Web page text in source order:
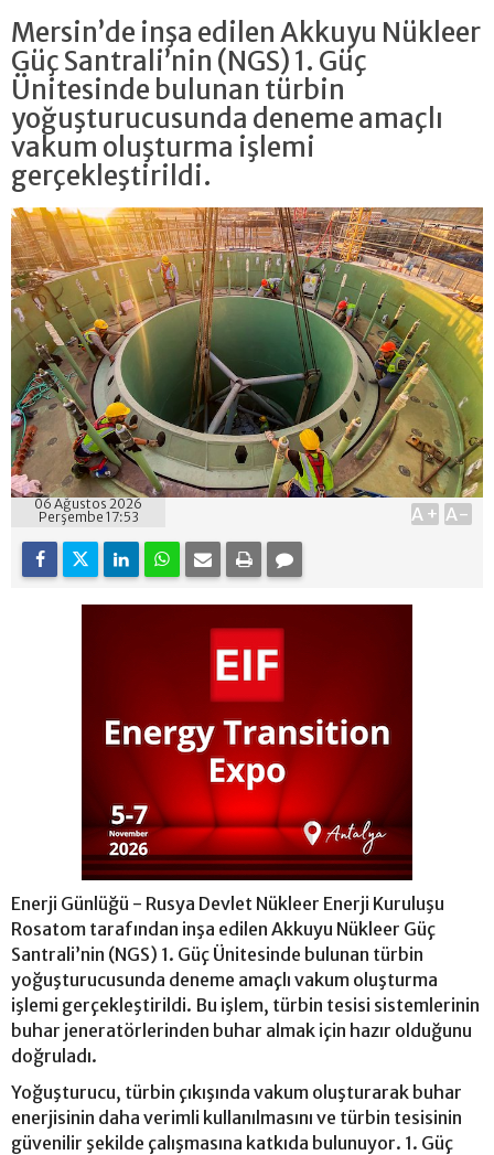
Mersin’de inşa edilen Akkuyu Nükleer
Güç Santrali’nin (NGS) 1. Güç
Ünitesinde bulunan türbin
yoğuşturucusunda deneme amaçlı
vakum oluşturma işlemi
gerçekleştirildi.
06 Ağustos 2026
Perşembe 17:53
A+ A-
Enerji Günlüğü - Rusya Devlet Nükleer Enerji Kuruluşu
Rosatom tarafından inşa edilen Akkuyu Nükleer Güç
Santrali’nin (NGS) 1. Güç Ünitesinde bulunan türbin
yoğuşturucusunda deneme amaçlı vakum oluşturma
işlemi gerçekleştirildi. Bu işlem, türbin tesisi sistemlerinin
buhar jeneratörlerinden buhar almak için hazır olduğunu
doğruladı.
Yoğuşturucu, türbin çıkışında vakum oluşturarak buhar
enerjisinin daha verimli kullanılmasını ve türbin tesisinin
güvenilir şekilde çalışmasına katkıda bulunuyor. 1. Güç